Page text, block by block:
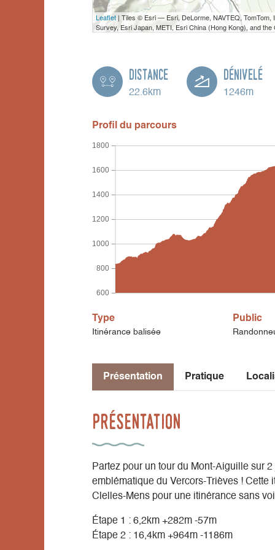
Leaflet | Tiles © Esri — Esri, DeLorme, NAVTEQ,
Survey, Esri Japan, METI, Esri China (Hong Kong), and
Distance
22.6km
Dénivelé
1246m
Profil du parcours
600
800
1000
1200
1400
1600
1800
Type
Itinérance balisée
Public
Présentation Pratique
Présentation
Partez pour un tour du Mont-Aiguille sur
emblématique du Vercors-Trièves !
Clelles-Mens pour une itinérance sans
Étape 1 : 6,2km +282m -57m
Étape 2 : 16,4km +964m -1186m